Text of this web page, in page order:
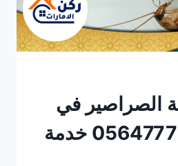
الصراصير في
ابوظبي 0564777188 خدمة